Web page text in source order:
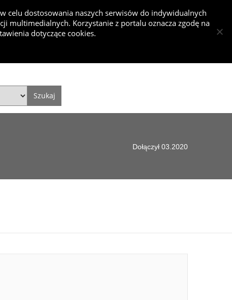
Dodaj projekt
Dołączył 03.2020
celu dostosowania naszych serwisów do indywidualnych
multimedialnych. Korzystanie z portalu oznacza zgodę na
dotyczące cookies.